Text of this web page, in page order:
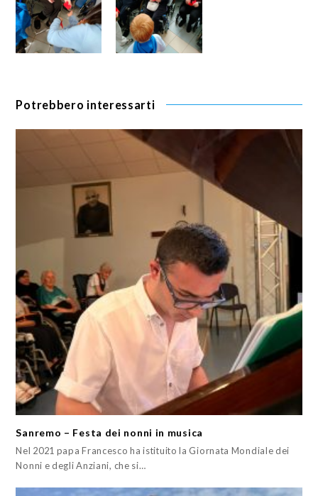
Potrebbero interessarti
Sanremo – Festa dei nonni in musica
Nel 2021 papa Francesco ha istituito la Giornata Mondiale dei
Nonni e degli Anziani, che si…